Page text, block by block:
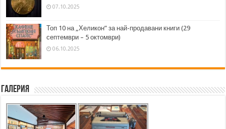
07.10.2025
Топ 10 на „Хеликон” за най-продавани книги (29
септември – 5 октомври)
06.10.2025
Галерия